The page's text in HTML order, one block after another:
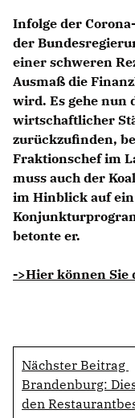
Infolge der
der
einer schweren
Ausmaß die
wird. Es gehe nun
wirtschaftlicher
zurückzufinden,
Fraktionschef im
muss auch der
im Hinblick auf
betonte er.
->Hier können Sie
Nächster Beitrag
Brandenburg:
den